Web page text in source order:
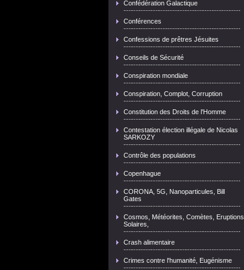
Confédération Galactique
Conférences
Confessions de prêtres Jésuites
Conseils de Sécurité
Conspiration mondiale
Conspiration, Complot, Corruption
Constitution des Droits de l'Homme
Contestation élection illégale de Nicolas
SARKOZY
Contrôle des populations
Copenhague
CORONA, 5G, Nanoparticules, Bill
Gates
Cosmos, Météorites, Comètes, Eruptions
Solaires,
Crash alimentaire
Crimes contre l'humanité, Eugénisme